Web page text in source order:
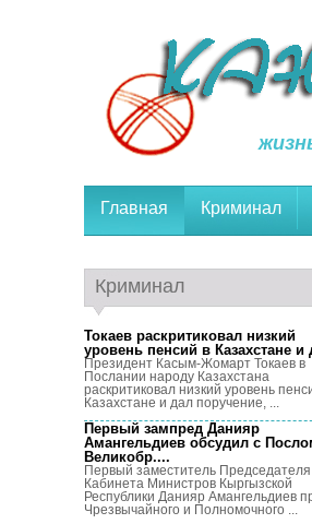
Главная Криминал
Криминал
Токаев раскритиковал низкий
уровень пенсий в Казахстане и
Президент Касым-Жомарт Токаев в
Послании народу Казахстана
раскритиковал низкий уровень
Казахстане и дал поручение, ...
Первый зампред Данияр
Амангельдиев обсудил с
Великобр....
Первый заместитель Председателя
Кабинета Министров Кыргызской
Республики Данияр Амангельдиев
Чрезвычайного и Полномочного ...